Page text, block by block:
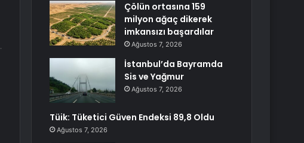
Çölün ortasına 159
milyon ağaç dikerek
imkansızı başardılar
Ağustos 7, 2026
İstanbul’da Bayramda
Sis ve Yağmur
Ağustos 7, 2026
Tüik: Tüketici Güven Endeksi 89,8 Oldu
Ağustos 7, 2026